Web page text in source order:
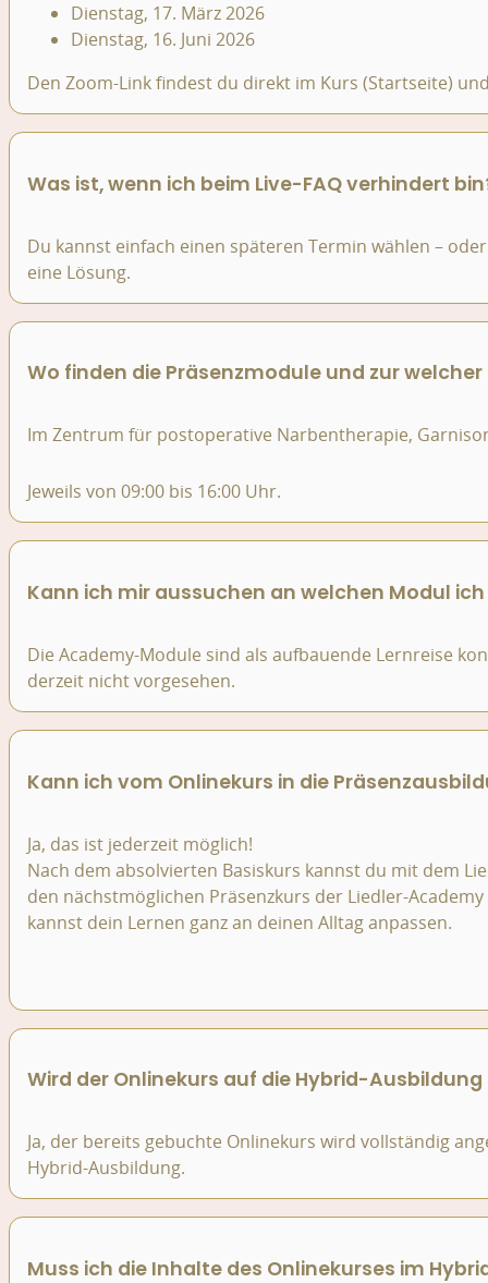
Dienstag, 17. März 2026
Dienstag, 16. Juni 2026
Den Zoom-Link findest du direkt im Kurs (Startseite)
Was ist, wenn ich beim Live-FAQ verhindert
Du kannst einfach einen späteren Termin wählen –
eine Lösung.
Wo finden die Präsenzmodule und zur
Im Zentrum für postoperative Narbentherapie,
Jeweils von 09:00 bis 16:00 Uhr.
Kann ich mir aussuchen an welchen Modul
Die Academy-Module sind als aufbauende Lernreise
derzeit nicht vorgesehen.
Kann ich vom Onlinekurs in die
Ja, das ist jederzeit möglich!
Nach dem absolvierten Basiskurs kannst du mit dem
den nächstmöglichen Präsenzkurs der Liedler-
kannst dein Lernen ganz an deinen Alltag anpassen.
Wird der Onlinekurs auf die Hybrid-
Ja, der bereits gebuchte Onlinekurs wird vollständig
Hybrid-Ausbildung.
Muss ich die Inhalte des Onlinekurses im